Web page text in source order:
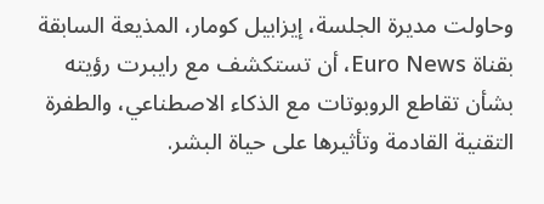
وحاولت مديرة الجلسة، إيزابيل كومار، المذيعة السابقة
بقناة Euro News، أن تستكشف مع رايبرت رؤيته
بشأن تقاطع الروبوتات مع الذكاء الاصطناعي، والطفرة
التقنية القادمة وتأثيرها على حياة البشر.